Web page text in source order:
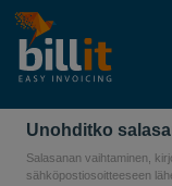
Unohditko
Salasanan vaihtaminen,
sähköpostiosoitteeseen